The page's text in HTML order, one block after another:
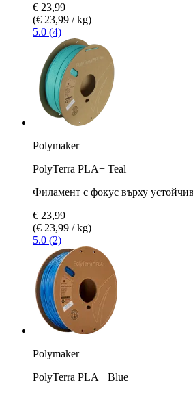
€ 23,99
(€ 23,99 / kg)
5.0 (4)
Polymaker
PolyTerra PLA+ Teal
Филамент с фокус върху
€ 23,99
(€ 23,99 / kg)
5.0 (2)
Polymaker
PolyTerra PLA+ Blue